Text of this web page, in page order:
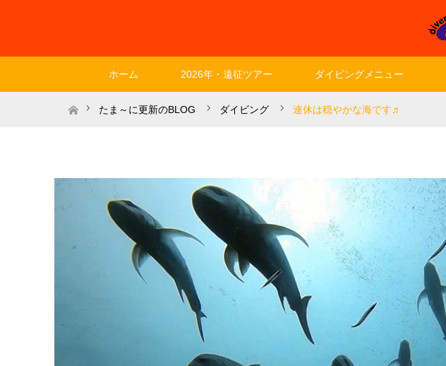
ホーム 2026年・遠征ツアー ダイビングメニュー
ホームたま～に更新のBLOG ダイビング 連休は穏やかな海です♬